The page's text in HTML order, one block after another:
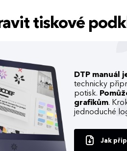
tiskové
DTP manuál
technicky
potisk.
grafikům.
jednoduché
Jak